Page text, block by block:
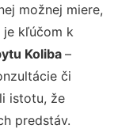
možnej miere,
je kľúčom k
Koliba –
či
istotu, že
predstáv.